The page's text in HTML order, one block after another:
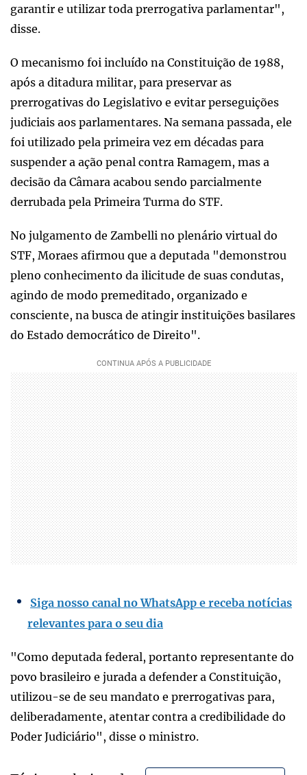
garantir e utilizar toda prerrogativa parlamentar",
disse.
O mecanismo foi incluído na Constituição de 1988,
após a ditadura militar, para preservar as
prerrogativas do Legislativo e evitar perseguições
judiciais aos parlamentares. Na semana passada, ele
foi utilizado pela primeira vez em décadas para
suspender a ação penal contra Ramagem, mas a
decisão da Câmara acabou sendo parcialmente
derrubada pela Primeira Turma do STF.
No julgamento de Zambelli no plenário virtual do
STF, Moraes afirmou que a deputada "demonstrou
pleno conhecimento da ilicitude de suas condutas,
agindo de modo premeditado, organizado e
consciente, na busca de atingir instituições basilares
do Estado democrático de Direito".
Siga nosso canal no WhatsApp e receba notícias
relevantes para o seu dia
"Como deputada federal, portanto representante do
povo brasileiro e jurada a defender a Constituição,
utilizou-se de seu mandato e prerrogativas para,
deliberadamente, atentar contra a credibilidade do
Poder Judiciário", disse o ministro.